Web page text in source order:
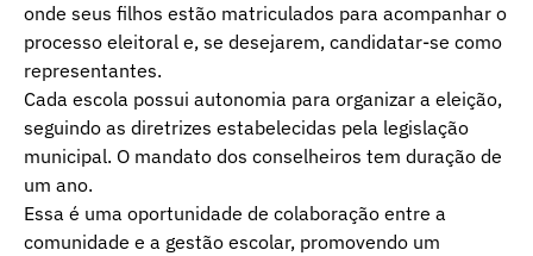
onde seus filhos estão matriculados para acompanhar o
processo eleitoral e, se desejarem, candidatar-se como
representantes.
Cada escola possui autonomia para organizar a eleição,
seguindo as diretrizes estabelecidas pela legislação
municipal. O mandato dos conselheiros tem duração de
um ano.
Essa é uma oportunidade de colaboração entre a
comunidade e a gestão escolar, promovendo um